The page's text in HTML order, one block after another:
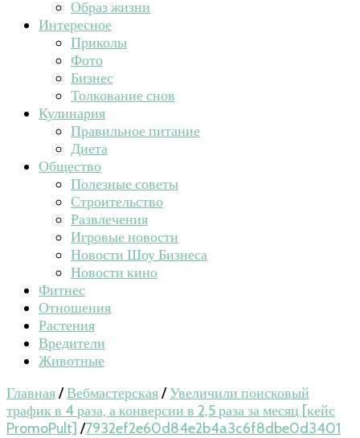
Образ жизни
Интересное
Приколы
Фото
Бизнес
Толкование снов
Кулинария
Правильное питание
Диета
Общество
Полезные советы
Строительство
Развлечения
Игровые новости
Новости Шоу Бизнеса
Новости кино
Фитнес
Отношения
Растения
Вредители
Животные
Главная/Вебмастерская/Увеличили поисковый
трафик в 4 раза, а конверсии в 2,5 раза за месяц [кейс
PromoPult] /7932ef2e60d84e2b4a3c6f8dbe0d3401